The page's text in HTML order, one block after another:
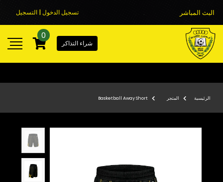
البث المباشر تسجيل الدخول | التسجيل
شراء التذاكر
0
الرئيسية المتجر Basketball Away Short